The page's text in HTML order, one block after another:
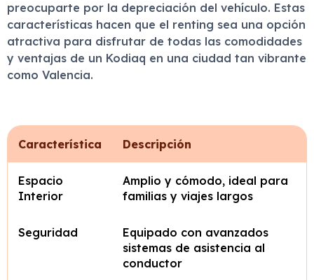
preocuparte por la depreciación del vehículo. Estas
características hacen que el renting sea una opción
atractiva para disfrutar de todas las comodidades
y ventajas de un Kodiaq en una ciudad tan vibrante
como Valencia.
Característica Descripción
Espacio
Interior
Amplio y cómodo, ideal para
familias y viajes largos
Seguridad
Equipado con avanzados
sistemas de asistencia al
conductor